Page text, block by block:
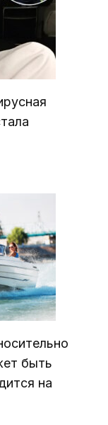
быть
на